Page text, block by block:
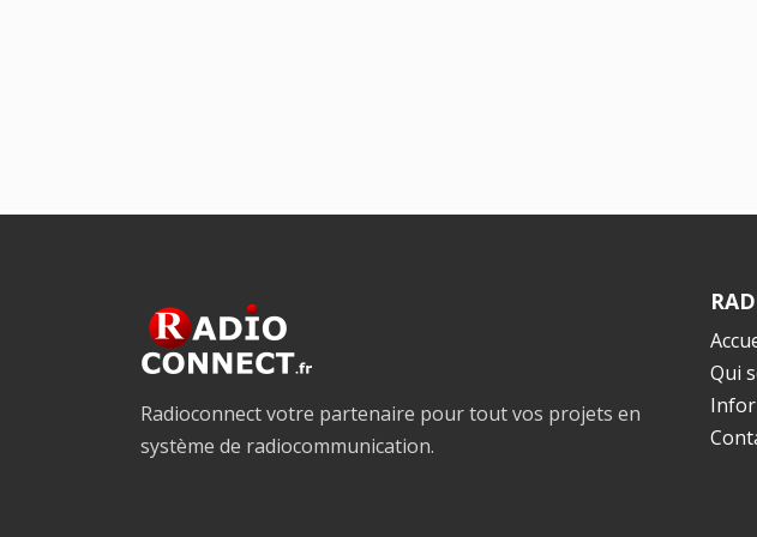
Radioconnect votre partenaire pour tout vos projets en
système de radiocommunication.
Qui